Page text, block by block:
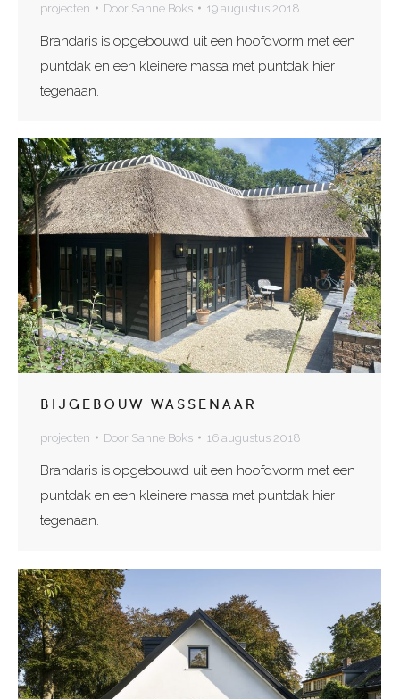
projecten Door Sanne Boks 19 augustus 2018
Brandaris is opgebouwd uit een hoofdvorm met een
puntdak en een kleinere massa met puntdak hier
tegenaan.
BIJGEBOUW WASSENAAR
projecten Door Sanne Boks 16 augustus 2018
Brandaris is opgebouwd uit een hoofdvorm met een
puntdak en een kleinere massa met puntdak hier
tegenaan.